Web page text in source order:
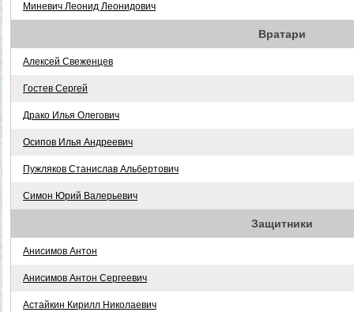
Миневич Леонид Леонидович
Вратари
Алексей Свеженцев
Гостев Сергей
Драко Илья Олегович
Осипов Илья Андреевич
Пужляков Станислав Альбертович
Симон Юрий Валерьевич
Защитники
Анисимов Антон
Анисимов Антон Сергеевич
Астайкин Кирилл Николаевич